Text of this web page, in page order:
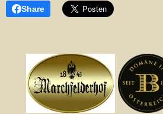
Share